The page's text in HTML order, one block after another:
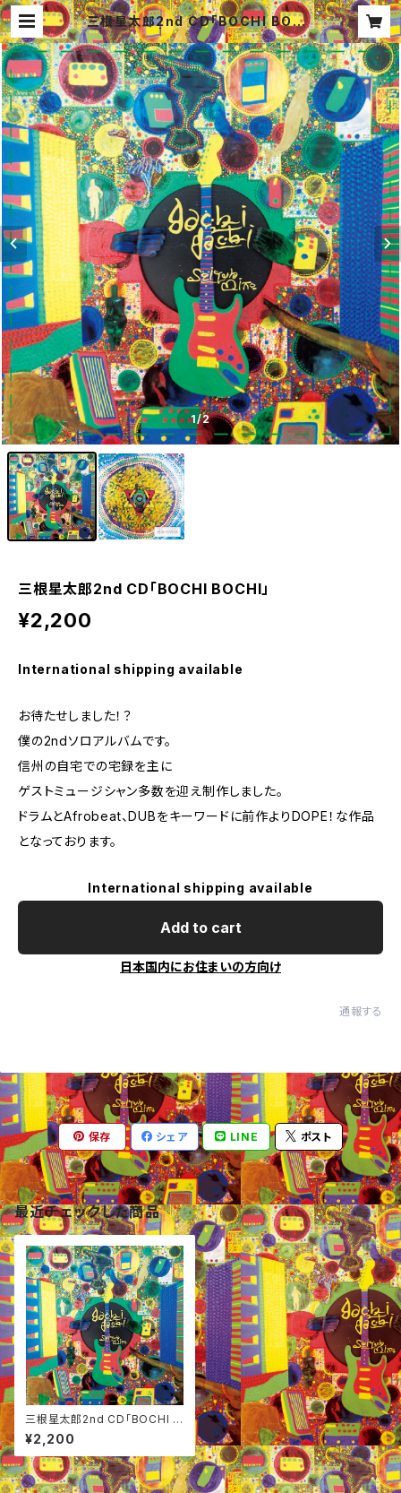
三根星太郎2nd CD「BOCHI BOCH
I」 | 3roots shop
1/2
三根星太郎2nd CD「BOCHI BOCHI」
¥2,200
International shipping available
お待たせしました！？
僕の2ndソロアルバムです。
信州の自宅での宅録を主に
ゲストミュージシャン多数を迎え制作しました。
ドラムとAfrobeat、DUBをキーワードに前作よりDOPE！な作品
となっております。
International shipping available
Add to cart
日本国内にお住まいの方向け
通報する
保存 シェア LINE ポスト
最近チェックした商品
三根星太郎2nd CD「BOCHI B
OCHI」
¥2,200